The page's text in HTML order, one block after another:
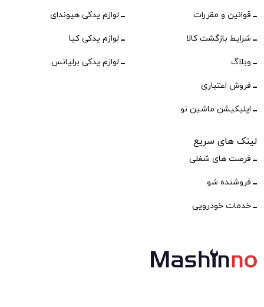
قوانین و مقررات
شرایط بازگشت کالا
وبلاگ
فروش اعتباری
اپلیکیشن ماشین نو
لوازم یدکی هیوندای
لوازم یدکی کیا
لوازم یدکی برلیانس
لینک های سریع
فرصت های شغلی
فروشنده شو
خدمات خودرویی